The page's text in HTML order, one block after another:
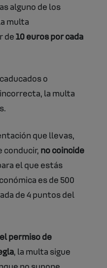
alguno de los
multa
de10 euros por cada
o
la multa
que llevas,
conducir, no coincide
el que estás
es de 500
de 4 puntos del
el permiso de
, la multa sigue